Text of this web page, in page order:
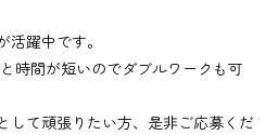
躍中です。
時間が短いのでダブルワークも可
して頑張りたい方、是非ご応募くだ